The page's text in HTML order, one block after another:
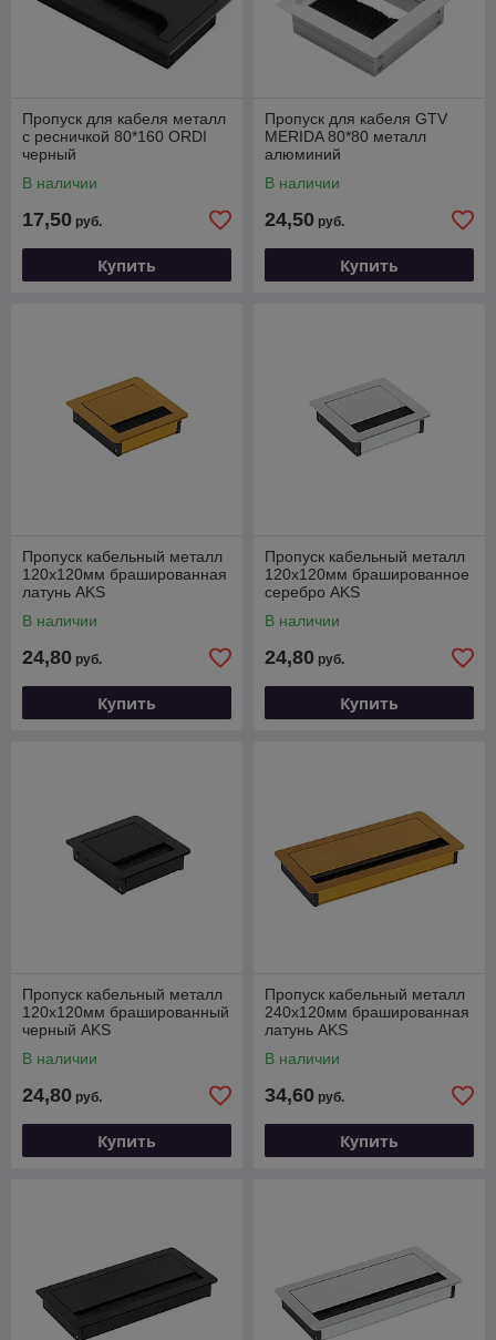
Пропуск для кабеля металл
с ресничкой 80*160 ORDI
черный
В наличии
17,50 руб.
Купить
Пропуск для кабеля GTV
MERIDA 80*80 металл
алюминий
В наличии
24,50 руб.
Купить
Пропуск кабельный металл
120х120мм брашированная
латунь AKS
В наличии
24,80 руб.
Купить
Пропуск кабельный металл
120х120мм брашированное
серебро AKS
В наличии
24,80 руб.
Купить
Пропуск кабельный металл
120х120мм брашированный
черный AKS
В наличии
24,80 руб.
Купить
Пропуск кабельный металл
240х120мм брашированная
латунь AKS
В наличии
34,60 руб.
Купить